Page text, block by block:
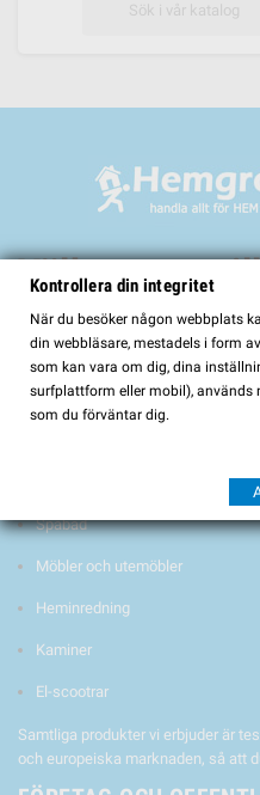
Välkommen
HemGrossisten.se har sedan
trädgård till kunder över hela
sortiment med fokus på kvalitet,
Spabad
Möbler och utemöbler
Heminredning
Kaminer
El-scootrar
Samtliga produkter vi erbjuder är
och europeiska marknaden, så att
Kontrollera din integritet
När du besöker någon webbplats
din webbläsare, mestadels i form
som kan vara om dig, dina
surfplattform eller mobil), används
som du förväntar dig.